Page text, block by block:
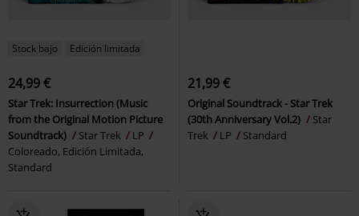
Stock bajo Edición limitada
24,99 €
Star Trek: Insurrection (Music
from the Original Motion Picture
Soundtrack)
Star Trek
LP
Coloreado, Edición Limitada,
Standard
21,99 €
Original Soundtrack - Star Trek
(30th Anniversary Vol.2)
Star
Trek
LP Standard